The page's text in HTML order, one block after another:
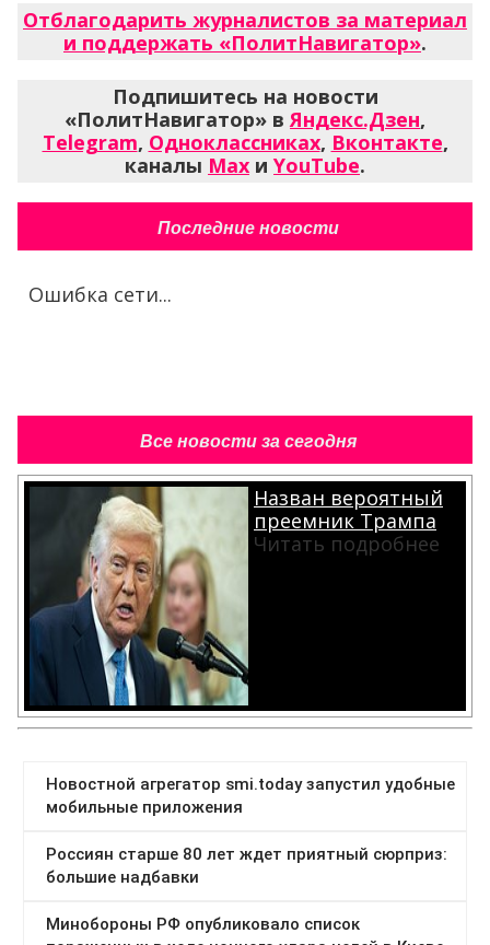
Отблагодарить журналистов за материал
и поддержать «ПолитНавигатор».
Подпишитесь на новости
«ПолитНавигатор» вЯндекс.Дзен,
Telegram, Одноклассниках, Вконтакте,
каналы Max и YouTube.
Последние новости
Ошибка сети...
Все новости за сегодня
Назван вероятный
преемник Трампа
Читать подробнее